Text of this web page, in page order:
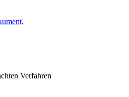
Verfahren